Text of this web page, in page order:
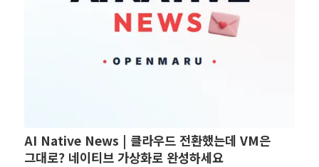
AI Native News | 클라우드 전환했는데 VM은
그대로? 네이티브 가상화로 완성하세요